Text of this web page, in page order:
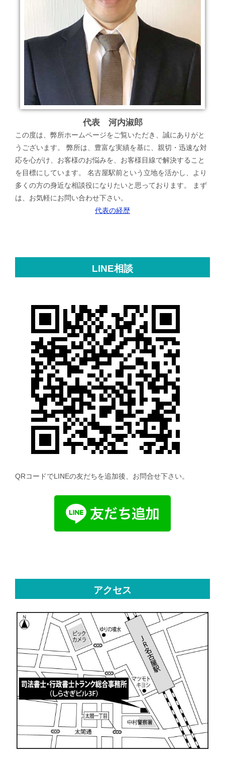
代表 河内淑郎
この度は、弊所ホームページをご覧いただき、誠にありがと
うございます。 弊所は、豊富な実績を基に、親切・迅速な対
応を心がけ、お客様のお悩みを、お客様目線で解決すること
を目標にしています。 名古屋駅前という立地を活かし、より
多くの方の身近な相談役になりたいと思っております。 まず
は、お気軽にお問い合わせ下さい。
代表の経歴
LINE相談
QRコードでLINEの友だちを追加後、お問合せ下さい。
アクセス